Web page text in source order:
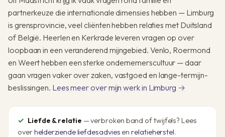
partnerkeuze die internationale dimensies hebben — Limburg
is grensprovincie, veel cliënten hebben relaties met Duitsland
of België. Heerlen en Kerkrade leveren vragen op over
loopbaan in een veranderend mijngebied. Venlo, Roermond
en Weert hebben een sterke ondernemerscultuur — daar
gaan vragen vaker over zaken, vastgoed en lange-termijn-
beslissingen. Lees meer over mijn werk in Limburg →
Liefde & relatie — verbroken band of twijfels? Lees
overhelderziende liefdesadvies enrelatieherstel.